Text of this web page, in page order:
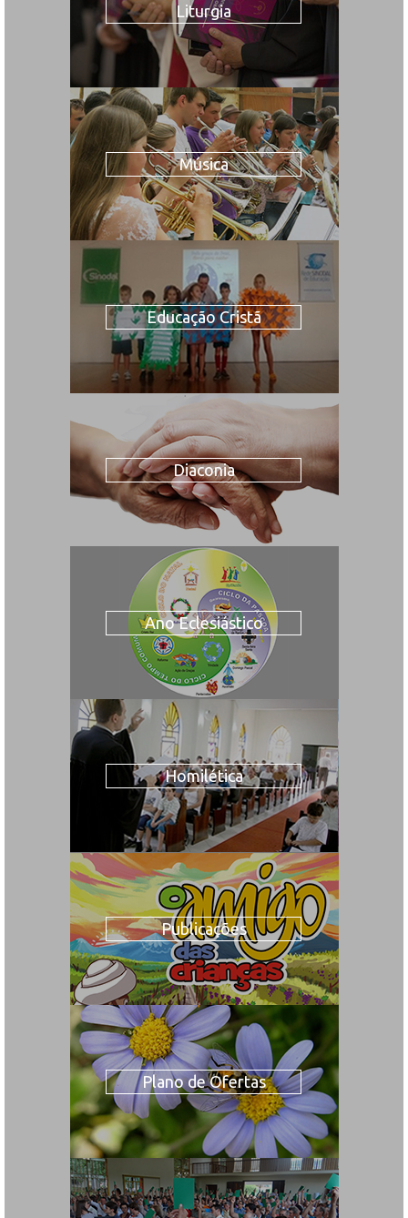
Liturgia
Música
Educação Cristã
Diaconia
Ano Eclesiástico
Homilética
Publicações
Plano de Ofertas